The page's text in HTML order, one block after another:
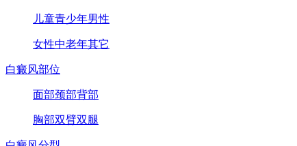
儿童青少年男性
女性中老年其它
白癜风部位
面部颈部背部
胸部双臂双腿